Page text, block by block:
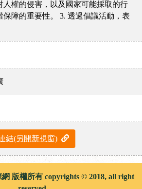
人權的侵害，以及國家可能採取的行
保障的重要性。 3. 透過倡議活動，表
結(另開新視窗)
版權所有 copyrights © 2018, all right